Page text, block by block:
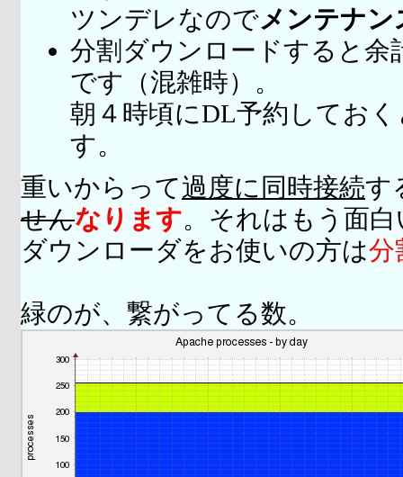
ツンデレなのでメンテナ
分割ダウンロードすると余
です（混雑時）。
朝４時頃にDL予約してお
す。
重いからって過度に同時接続す
せんなります。それはもう面
ダウンローダをお使いの方は分
緑のが、繋がってる数。